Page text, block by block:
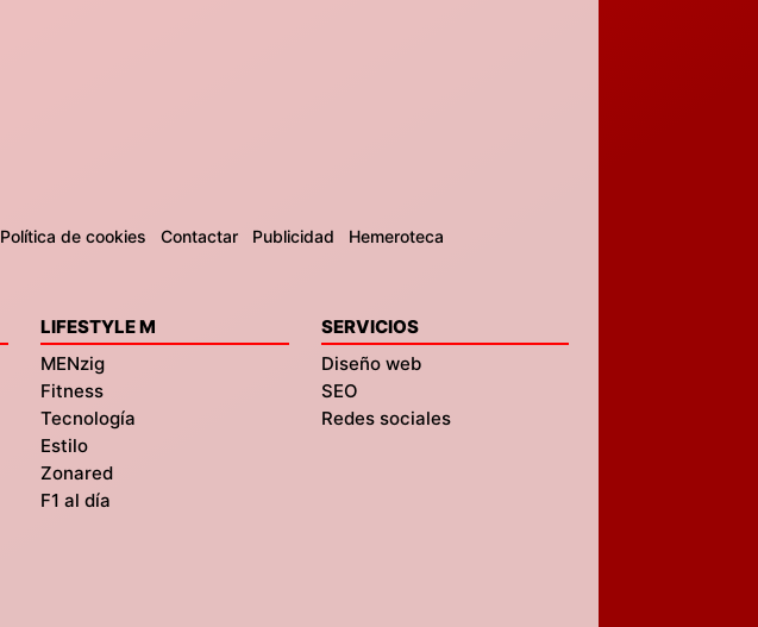
Política de cookies Contactar Publicidad Hemeroteca
LIFESTYLE M
MENzig
Fitness
Tecnología
Estilo
Zonared
F1 al día
SERVICIOS
Diseño web
SEO
Redes sociales